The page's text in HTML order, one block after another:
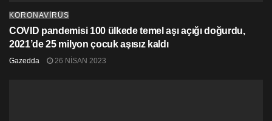
KORONAVİRÜS
COVID pandemisi 100 ülkede temel aşı açığı doğurdu,
2021’de 25 milyon çocuk aşısız kaldı
Gazedda 26 NISAN 2023